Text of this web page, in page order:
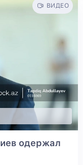
ВИДЕО
одержал